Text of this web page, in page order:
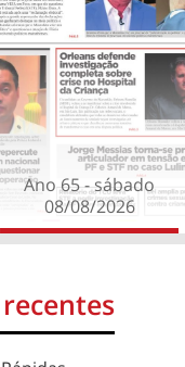
Ano 65 - sábado
08/08/2026